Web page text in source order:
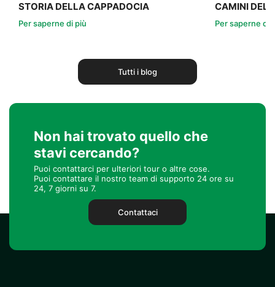
STORIA DELLA CAPPADOCIA
Per saperne di più
CAMINI
Per saperne di
Tutti i blog
Non hai trovato quello che
stavi cercando?
Puoi contattarci per ulteriori tour o altre cose.
Puoi contattare il nostro team di supporto 24 ore su
24, 7 giorni su 7.
Contattaci